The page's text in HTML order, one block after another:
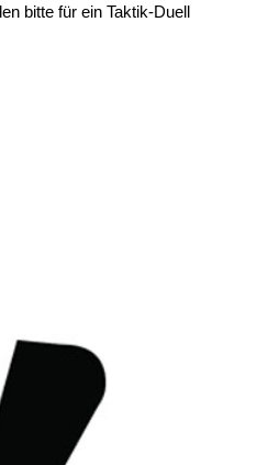
bitte für ein Taktik-Duell